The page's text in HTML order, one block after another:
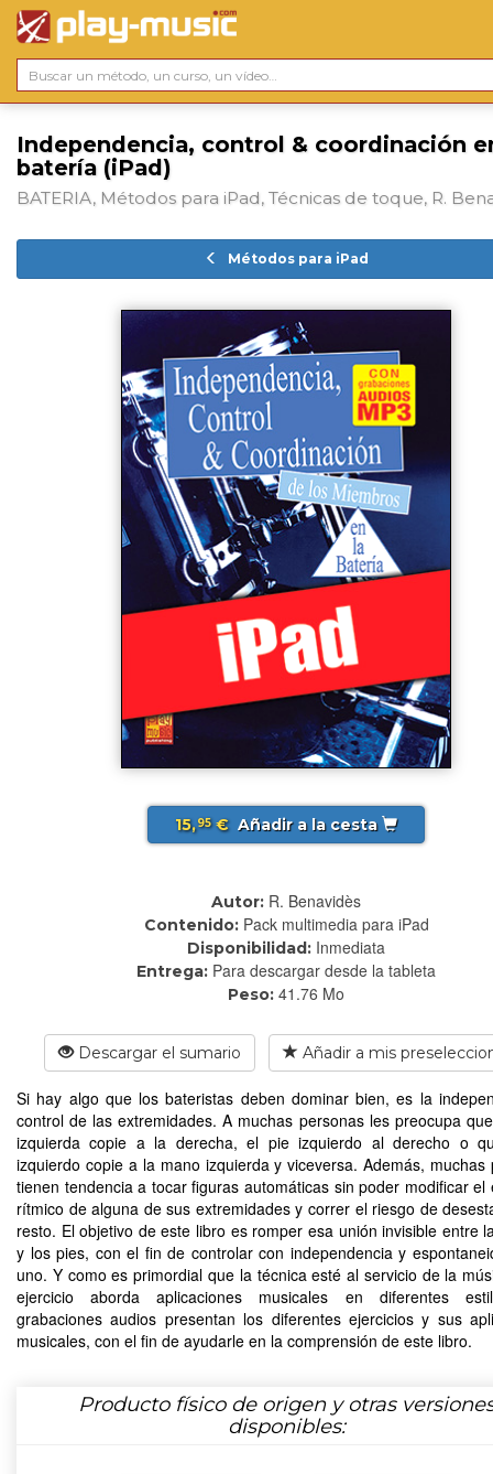
Independencia, control & coordinación
batería (iPad)
BATERIA, Métodos para iPad, Técnicas de toque, R.
Métodos para iPad
15,95€ Añadir a la cesta
Autor: R. Benavidès
Contenido: Pack multimedia para iPad
Disponibilidad: Inmediata
Entrega: Para descargar desde la tableta
Peso: 41.76 Mo
Descargar el sumario Añadir a mis
Si hay algo que los bateristas deben dominar bien, es la
control de las extremidades. A muchas personas les preocupa
izquierda copie a la derecha, el pie izquierdo al derecho o
izquierdo copie a la mano izquierda y viceversa. Además, muchas
tienen tendencia a tocar figuras automáticas sin poder modificar el
rítmico de alguna de sus extremidades y correr el riesgo de
resto. El objetivo de este libro es romper esa unión invisible entre
y los pies, con el fin de controlar con independencia y
uno. Y como es primordial que la técnica esté al servicio de la
ejercicio aborda aplicaciones musicales en diferentes
grabaciones audios presentan los diferentes ejercicios y sus
musicales, con el fin de ayudarle en la comprensión de este libro.
Producto físico de origen y otras
disponibles: